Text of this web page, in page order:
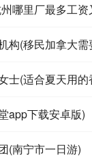
哪里厂最多工资
构(移民加拿大需
士(适合夏天用
app下载安卓版)
(南宁市一日游)